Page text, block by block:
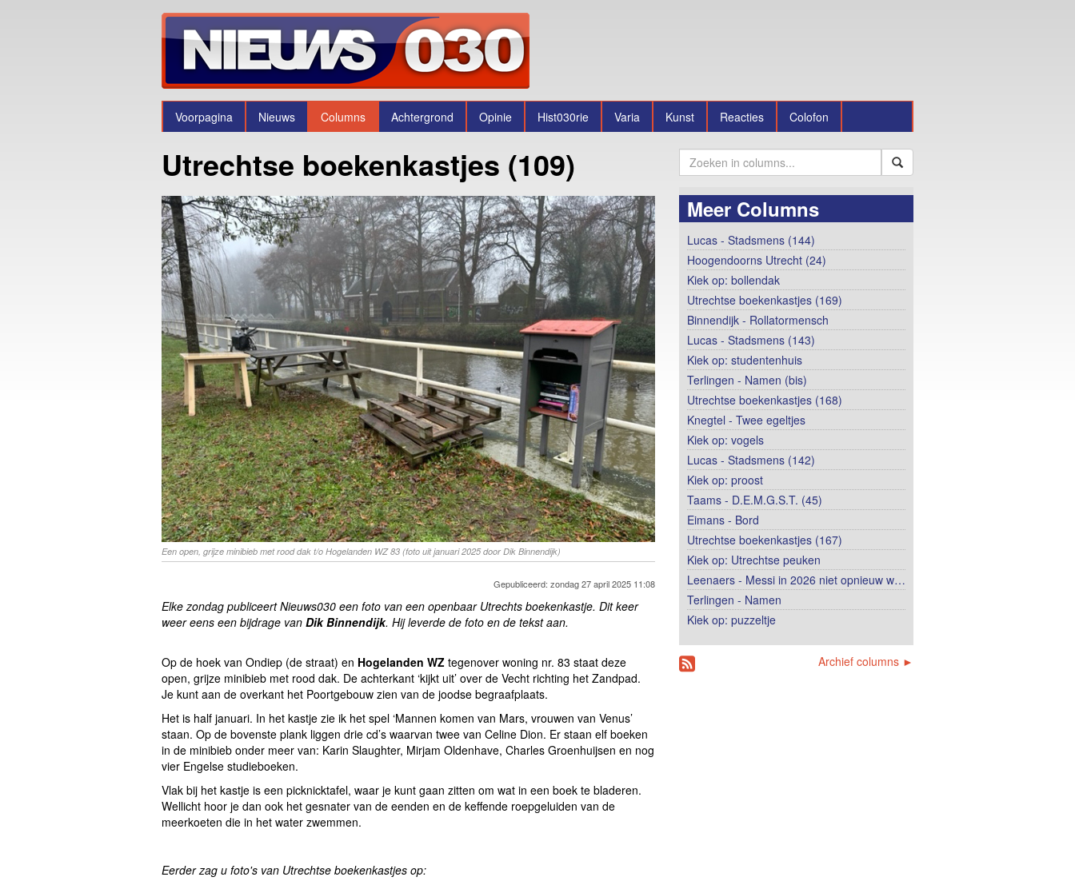
Voorpagina Nieuws Columns Achtergrond Opinie Hist030rie Varia Kunst Reacties Colofon
Utrechtse boekenkastjes (109)
Een open, grijze minibieb met rood dak t/o Hogelanden WZ 83 (foto uit januari 2025 door Dik Binnendijk)
Gepubliceerd: zondag 27 april 2025 11:08
Elke zondag publiceert Nieuws030 een foto van een openbaar Utrechts boekenkastje. Dit keer
weer eens een bijdrage van Dik Binnendijk. Hij leverde de foto en de tekst aan.
Op de hoek van Ondiep (de straat) en Hogelanden WZ tegenover woning nr. 83 staat deze
open, grijze minibieb met rood dak. De achterkant ‘kijkt uit’ over de Vecht richting het Zandpad.
Je kunt aan de overkant het Poortgebouw zien van de joodse begraafplaats.
Het is half januari. In het kastje zie ik het spel ‘Mannen komen van Mars, vrouwen van Venus’
staan. Op de bovenste plank liggen drie cd’s waarvan twee van Celine Dion. Er staan elf boeken
in de minibieb onder meer van: Karin Slaughter, Mirjam Oldenhave, Charles Groenhuijsen en nog
vier Engelse studieboeken.
Vlak bij het kastje is een picknicktafel, waar je kunt gaan zitten om wat in een boek te bladeren.
Wellicht hoor je dan ook het gesnater van de eenden en de keffende roepgeluiden van de
meerkoeten die in het water zwemmen.
Eerder zag u foto's van Utrechtse boekenkastjes op:
Meer Columns
Lucas - Stadsmens (144)
Hoogendoorns Utrecht (24)
Kiek op: bollendak
Utrechtse boekenkastjes (169)
Binnendijk - Rollatormensch
Lucas - Stadsmens (143)
Kiek op: studentenhuis
Terlingen - Namen (bis)
Utrechtse boekenkastjes (168)
Knegtel - Twee egeltjes
Kiek op: vogels
Lucas - Stadsmens (142)
Kiek op: proost
Taams - D.E.M.G.S.T. (45)
Eimans - Bord
Utrechtse boekenkastjes (167)
Kiek op: Utrechtse peuken
Leenaers - Messi in 2026 niet opnieuw w…
Terlingen - Namen
Kiek op: puzzeltje
Archief columns ►